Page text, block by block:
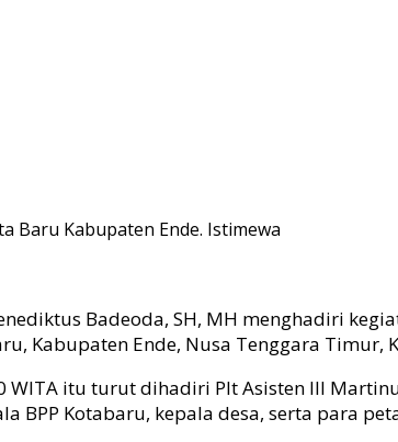
Baru Kabupaten Ende. Istimewa
Badeoda, SH, MH menghadiri
Kabupaten Ende, Nusa Tenggara Timur,
itu turut dihadiri Plt Asisten III
BPP Kotabaru, kepala desa, serta para